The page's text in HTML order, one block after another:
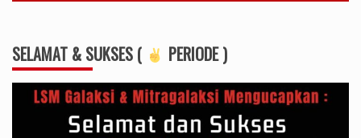
SELAMAT & SUKSES ( PERIODE )